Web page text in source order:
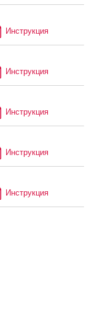
Инструкция
Инструкция
Инструкция
Инструкция
Инструкция